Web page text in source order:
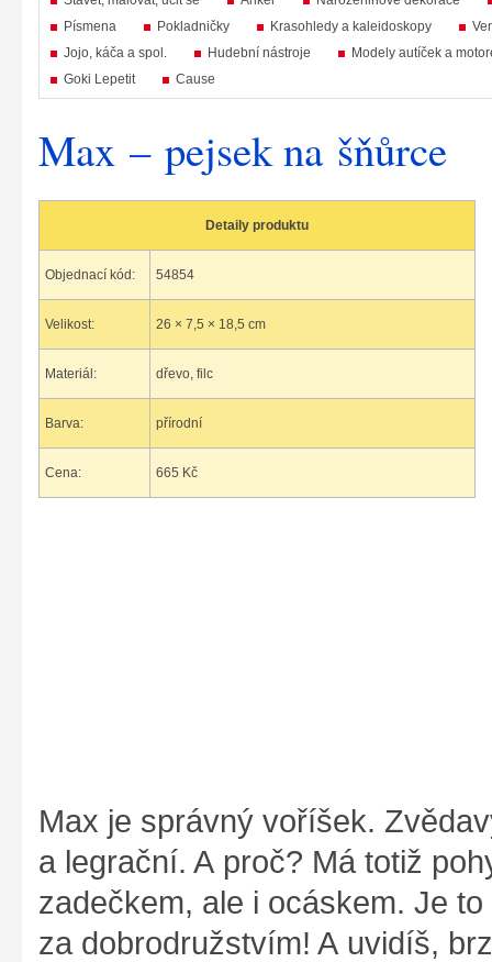
Písmena
Pokladničky Krasohledy a kaleidoskopy
Jojo, káča a spol.
Hudební nástroje
Modely autíček a
Goki Lepetit
Cause
Max – pejsek na šňůrce
Detaily produktu
Objednací kód: 54854
Velikost: 26 × 7,5 × 18,5 cm
Materiál: dřevo, filc
Barva: přírodní
Cena: 665 Kč
Max je správný voříšek.
a legrační. A proč? Má totiž
zadečkem, ale i ocáskem. Je
za dobrodružstvím! A uvidíš,